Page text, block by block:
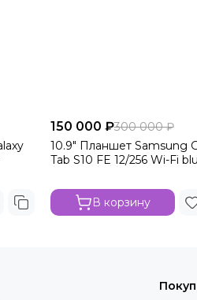
150 000 ₽300 000 ₽
10.9" Планшет Samsung
Tab S10 FE 12/256 Wi-Fi
В корзину